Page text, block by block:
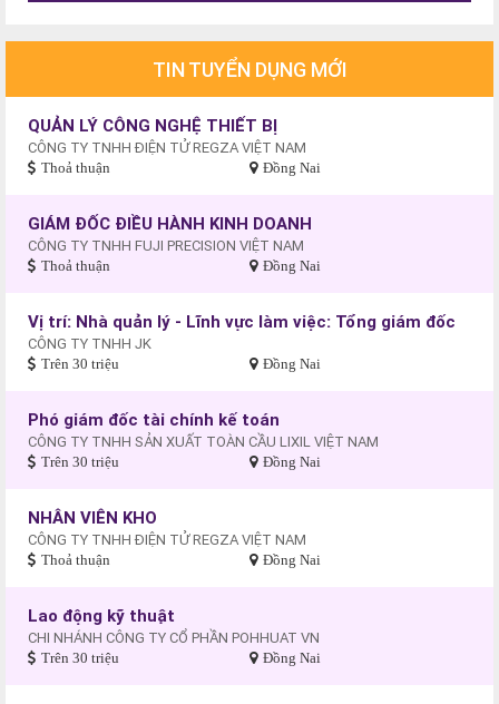
TIN TUYỂN DỤNG MỚI
QUẢN LÝ CÔNG NGHỆ THIẾT BỊ
CÔNG TY TNHH ĐIỆN TỬ REGZA VIỆT NAM
Thoả thuận Đồng Nai
GIÁM ĐỐC ĐIỀU HÀNH KINH DOANH
CÔNG TY TNHH FUJI PRECISION VIỆT NAM
Thoả thuận Đồng Nai
Vị trí: Nhà quản lý - Lĩnh vực làm việc: Tổng giám đốc
CÔNG TY TNHH JK
Trên 30 triệu Đồng Nai
Phó giám đốc tài chính kế toán
CÔNG TY TNHH SẢN XUẤT TOÀN CẦU LIXIL VIỆT NAM
Trên 30 triệu Đồng Nai
NHÂN VIÊN KHO
CÔNG TY TNHH ĐIỆN TỬ REGZA VIỆT NAM
Thoả thuận Đồng Nai
Lao động kỹ thuật
CHI NHÁNH CÔNG TY CỔ PHẦN POHHUAT VN
Trên 30 triệu Đồng Nai